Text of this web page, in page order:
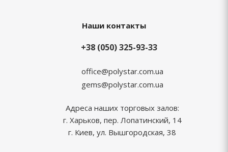
Наши контакты
+38 (050) 325-93-33
office@polystar.com.ua
gems@polystar.com.ua
Адреса наших торговых залов:
г. Харьков, пер. Лопатинский, 14
г. Киев, ул. Вышгородская, 38